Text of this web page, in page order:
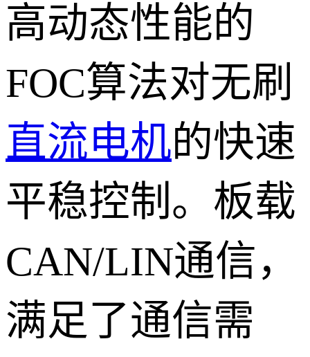
高动态性能的
FOC算法对无刷
直流电机的快速
平稳控制。板载
CAN/LIN通信，
满足了通信需